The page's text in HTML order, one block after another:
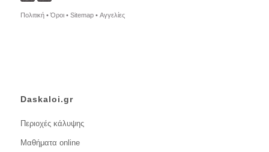
Πολιτική •Όροι • Sitemap • Αγγελίες
Daskaloi.gr
Περιοχές κάλυψης
Μαθήματα online